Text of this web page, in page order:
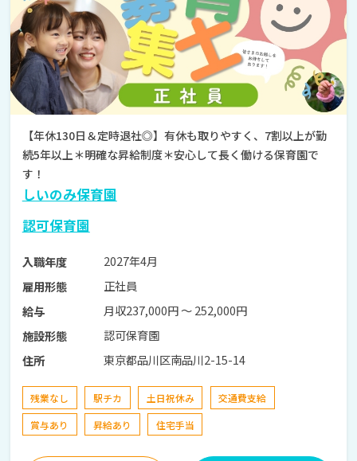
【年休130日＆定時退社◎】有休も取りやすく、7割以上が勤
続5年以上＊明確な昇給制度＊安心して長く働ける保育園で
す！
しいのみ保育園
認可保育園
入職年度
2027年4月
雇用形態
正社員
給与
月収237,000円 〜 252,000円
施設形態
認可保育園
住所
東京都品川区南品川2-15-14
残業なし 駅チカ 土日祝休み
交通費支給
賞与あり
昇給あり 住宅手当